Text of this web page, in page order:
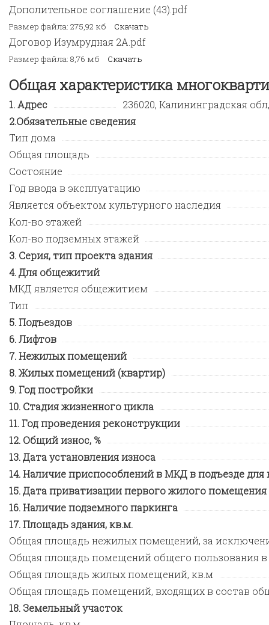
Дополительное соглашение (43).pdf
Размер файла: 275,92 кб Скачать
Договор Изумрудная 2А.pdf
Размер файла: 8,76 мб Скачать
Общая характеристика
Адрес
236020, Калининградская
Обязательные сведения
Тип дома
Общая площадь
Состояние
Год ввода в эксплуатацию
Является объектом культурного наследия
Кол-во этажей
Кол-во подземных этажей
Серия, тип проекта здания
Для общежитий
МКД является общежитием
Тип
Подъездов
Лифтов
Нежилых помещений
Жилых помещений (квартир)
Год постройки
Стадия жизненного цикла
Год проведения реконструкции
Общий износ, %
Дата установления износа
Наличие приспособлений в МКД в подъезде
Дата приватизации первого жилого помещения
Наличие подземного паркинга
Площадь здания, кв.м.
Общая площадь нежилых помещений, за
Общая площадь помещений общего пользования
Общая площадь жилых помещений, кв.м
Общая площадь помещений, входящих в состав
Земельный участок